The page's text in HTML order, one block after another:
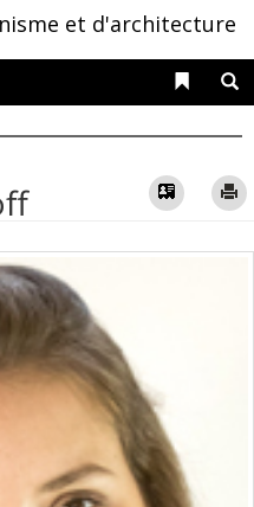
et d'architecture
Liens
Vcard